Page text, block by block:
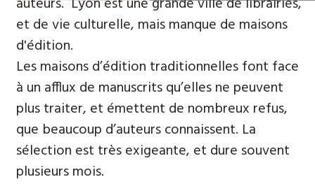
et de vie culturelle, mais manque de maisons
d'édition.
Les maisons d’édition traditionnelles font face
à un afflux de manuscrits qu’elles ne peuvent
plus traiter, et émettent de nombreux refus,
que beaucoup d’auteurs connaissent. La
sélection est très exigeante, et dure souvent
plusieurs mois.